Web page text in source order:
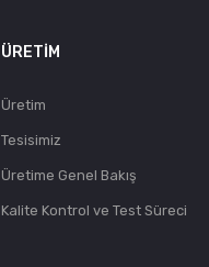
ÜRETIM
Üretim
Tesisimiz
Üretime Genel Bakış
Kalite Kontrol ve Test Süreci